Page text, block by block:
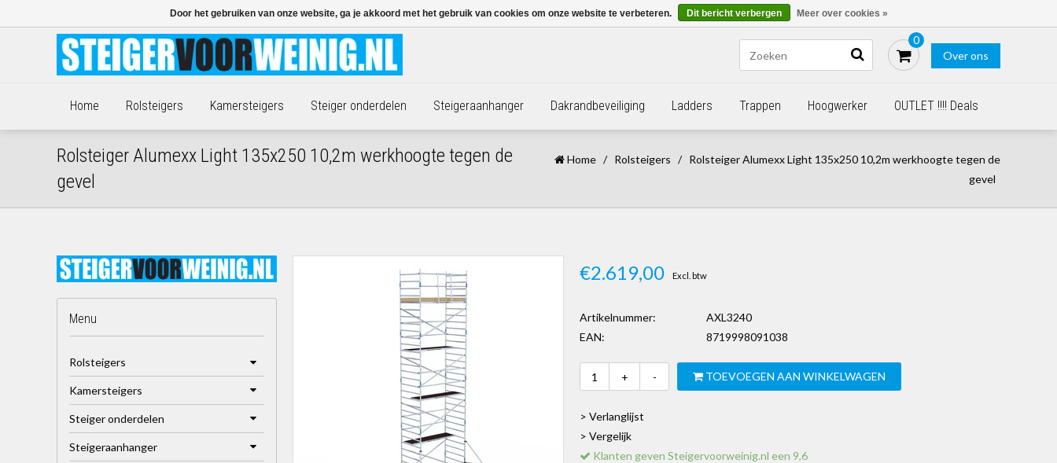
Blogs Bestellen - €0,00
Over ons
0
Home Rolsteigers Kamersteigers Steiger onderdelen Steigeraanhanger Dakrandbeveiliging Ladders Trappen Hoogwerker OUTLET !!!! Deals
Rolsteiger Alumexx Light 135x250 10,2m werkhoogte tegen de
gevel
Home / Rolsteigers / Rolsteiger Alumexx Light 135x250 10,2m werkhoogte tegen de
gevel
€2.619,00 Excl. btw
Artikelnummer:
AXL3240
EAN:
8719998091038
+ - TOEVOEGEN AAN WINKELWAGEN
> Verlanglijst
> Vergelijk
Klanten geven Steigervoorweinig.nl een 9,6
Menu
Rolsteigers
Kamersteigers
Steiger onderdelen
Steigeraanhanger
Door het gebruiken van onze website, ga je akkoord met het gebruik van cookies om onze website te verbeteren. Dit bericht verbergen Meer over cookies »